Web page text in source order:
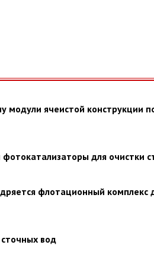
ячеистой конструкции
для очистки
флотационный комплекс
вод